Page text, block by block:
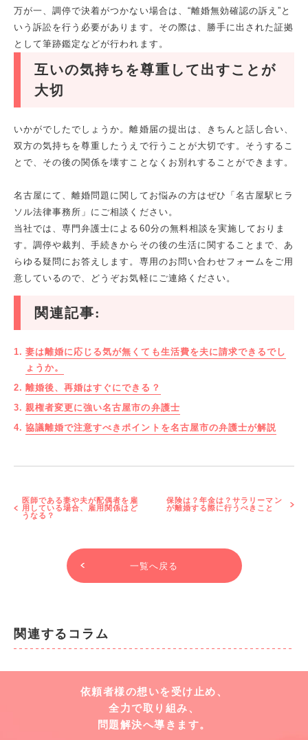
万が一、調停で決着がつかない場合は、“離婚無効確認の訴え”と
いう訴訟を行う必要があります。その際は、勝手に出された証拠
として筆跡鑑定などが行われます。
互いの気持ちを尊重して出すことが
大切
いかがでしたでしょうか。離婚届の提出は、きちんと話し合い、
双方の気持ちを尊重したうえで行うことが大切です。そうするこ
とで、その後の関係を壊すことなくお別れすることができます。
名古屋にて、離婚問題に関してお悩みの方はぜひ「名古屋駅ヒラ
ソル法律事務所」にご相談ください。
当社では、専門弁護士による60分の無料相談を実施しておりま
す。調停や裁判、手続きからその後の生活に関することまで、あ
らゆる疑問にお答えします。専用のお問い合わせフォームをご用
意しているので、どうぞお気軽にご連絡ください。
関連記事:
妻は離婚に応じる気が無くても生活費を夫に請求できるでし
ょうか。
離婚後、再婚はすぐにできる？
親権者変更に強い名古屋市の弁護士
協議離婚で注意すべきポイントを名古屋市の弁護士が解説
医師である妻や夫が配偶者を雇
用している場合、雇用関係はど
うなる？
保険は？年金は？サラリーマン
が離婚する際に行うべきこと
一覧へ戻る
関連するコラム
依頼者様の想いを受け止め、
全力で取り組み、
問題解決へ導きます。